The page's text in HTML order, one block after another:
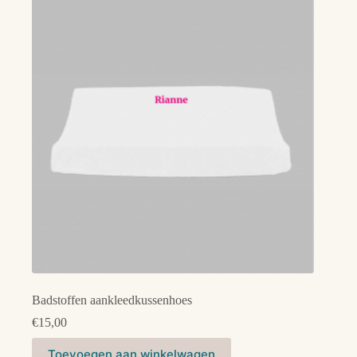
Badstoffen aankleedkussenhoes
€15,00